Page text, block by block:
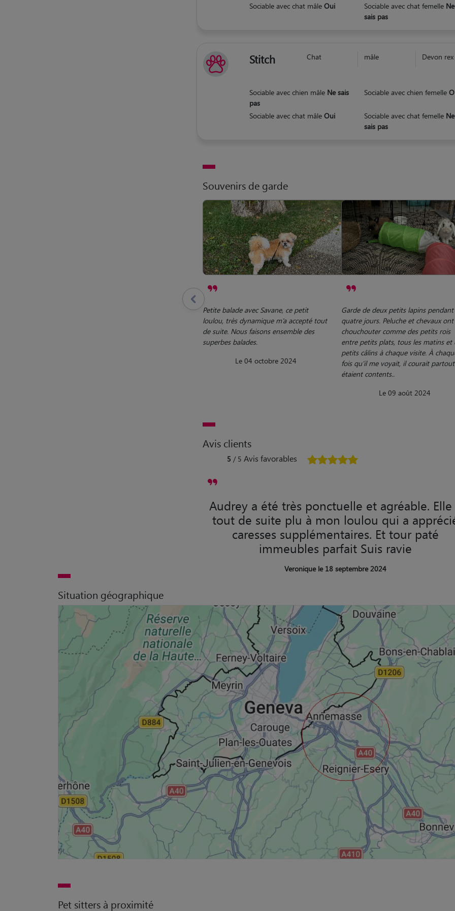
Sociable avec chat mâle Oui Sociable avec chat femelle Ne
sais pas
Stitch Chat mâle Devon rex
Sociable avec chien mâle Ne sais
pas
Sociable avec chien femelle
Sociable avec chat mâle Oui Sociable avec chat femelle Ne
sais pas
Souvenirs de garde
Petite balade avec Savane, ce petit
loulou, très dynamique m’a accepté tout
de suite. Nous faisons ensemble des
superbes balades.
Le 04 octobre 2024
Garde de deux petits lapins pendant
quatre jours. Peluche et chevaux
chouchouter comme des petits rois
entre petits plats, tous les matins et
petits câlins à chaque visite. À
fois qu’il me voyait, il courait
étaient contents..
Le 09 août 2024
Avis clients
5 / 5 Avis favorables
Audrey a été très ponctuelle et agréable. Elle
tout de suite plu à mon loulou qui a
caresses supplémentaires. Et tour paté
immeubles parfait Suis ravie
Veronique le 18 septembre 2024
Situation géographique
Pet sitters à proximité